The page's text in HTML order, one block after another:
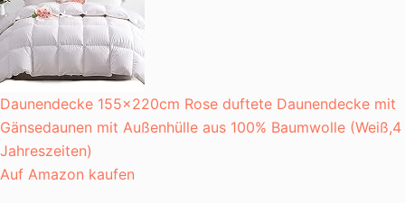
Daunendecke 155x220cm Rose duftete Daunendecke mit
Gänsedaunen mit Außenhülle aus 100% Baumwolle (Weiß,4
Jahreszeiten)
Auf Amazon kaufen